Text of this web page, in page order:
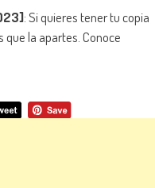
: Si quieres tener tu copia
la apartes. Conoce